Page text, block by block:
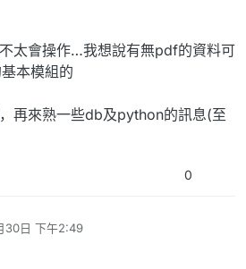
太會操作…我想說有無pdf的資料可
本模組的
再來熟一些db及python的訊息(至
0
30日 下午2:49